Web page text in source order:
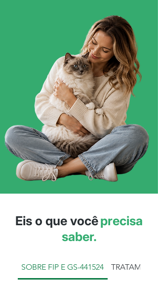
Eis o que vocêprecisa
saber.
SOBRE FIP E GS-441524